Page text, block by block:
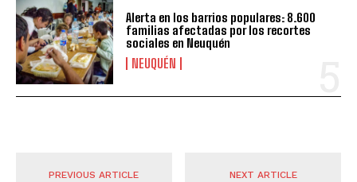
Alerta en los barrios populares: 8.600
familias afectadas por los recortes
sociales en Neuquén
NEUQUÉN
PREVIOUS ARTICLE NEXT ARTICLE